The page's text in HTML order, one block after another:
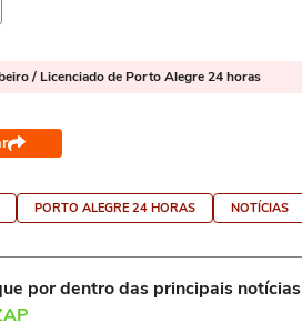
/ Licenciado de Porto Alegre 24 horas
PORTO ALEGRE 24 HORAS NOTÍCIAS
por dentro das principais